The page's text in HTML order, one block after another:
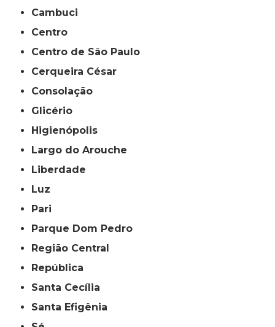
Cambuci
Centro
Centro de São Paulo
Cerqueira César
Consolação
Glicério
Higienópolis
Largo do Arouche
Liberdade
Luz
Pari
Parque Dom Pedro
Região Central
República
Santa Cecília
Santa Efigênia